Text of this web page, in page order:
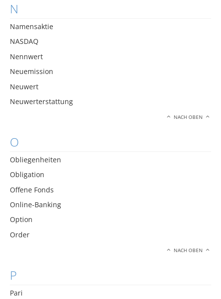
N
Namensaktie
NASDAQ
Nennwert
Neuemission
Neuwert
Neuwerterstattung
NACH OBEN
O
Obliegenheiten
Obligation
Offene Fonds
Online-Banking
Option
Order
NACH OBEN
P
Pari